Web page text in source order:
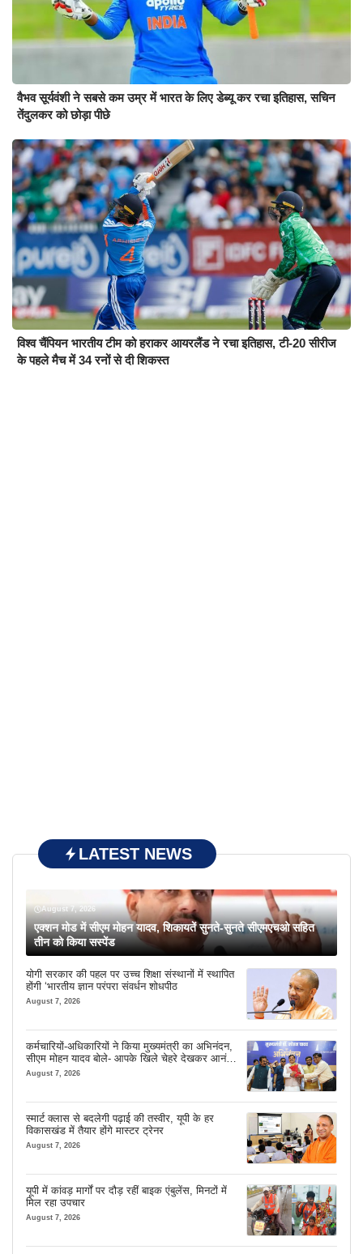
वैभव सूर्यवंशी ने सबसे कम उम्र में भारत के लिए डेब्यू कर रचा इतिहास, सचिन
तेंदुलकर को छोड़ा पीछे
विश्व चैंपियन भारतीय टीम को हराकर आयरलैंड ने रचा इतिहास, टी-20 सीरीज
के पहले मैच में 34 रनों से दी शिकस्त
LATEST NEWS
August 7, 2026
एक्शन मोड में सीएम मोहन यादव, शिकायतें सुनते-सुनते सीएमएचओ सहित
तीन को किया सस्पेंड
योगी सरकार की पहल पर उच्च शिक्षा संस्थानों में स्थापित
होंगी ‘भारतीय ज्ञान परंपरा संवर्धन शोधपीठ
August 7, 2026
कर्मचारियों-अधिकारियों ने किया मुख्यमंत्री का अभिनंदन,
सीएम मोहन यादव बोले- आपके खिले चेहरे देखकर आनंद
आता है
August 7, 2026
स्मार्ट क्लास से बदलेगी पढ़ाई की तस्वीर, यूपी के हर
विकासखंड में तैयार होंगे मास्टर ट्रेनर
August 7, 2026
यूपी में कांवड़ मार्गों पर दौड़ रहीं बाइक एंबुलेंस, मिनटों में
मिल रहा उपचार
August 7, 2026